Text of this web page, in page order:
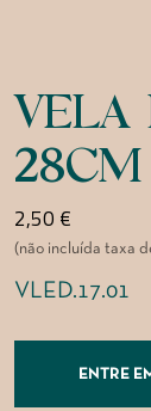
VELA
28CM
2,50 €
(não incluída taxa
VLED.17.01
ENTRE